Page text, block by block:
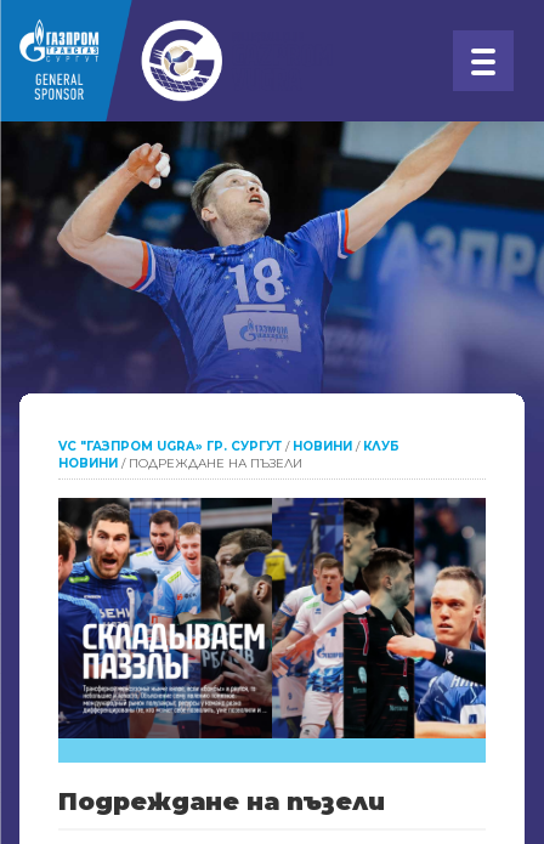
VC "ГАЗПРОМ UGRA» ГР. СУРГУТ / НОВИНИ / КЛУБ
НОВИНИ / ПОДРЕЖДАНЕ НА ПЪЗЕЛИ
Подреждане на пъзели